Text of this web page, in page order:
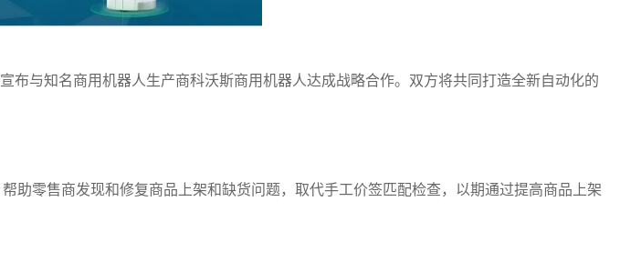
布与知名商用机器人生产商科沃斯商用机器人达成战略合作。双方将共同打造全新自动化的
助零售商发现和修复商品上架和缺货问题，取代手工价签匹配检查，以期通过提高商品上架